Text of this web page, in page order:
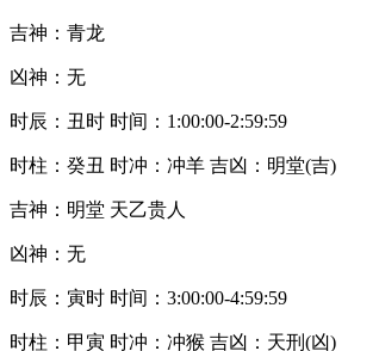
吉神：青龙
凶神：无
时辰：丑时 时间：1:00:00-2:59:59
时柱：癸丑 时冲：冲羊 吉凶：明堂(吉)
吉神：明堂 天乙贵人
凶神：无
时辰：寅时 时间：3:00:00-4:59:59
时柱：甲寅 时冲：冲猴 吉凶：天刑(凶)